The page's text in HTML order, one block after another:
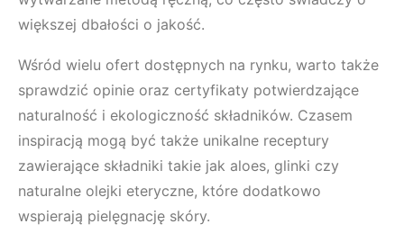
większej dbałości o jakość.
Wśród wielu ofert dostępnych na rynku, warto także
sprawdzić opinie oraz certyfikaty potwierdzające
naturalność i ekologiczność składników. Czasem
inspiracją mogą być także unikalne receptury
zawierające składniki takie jak aloes, glinki czy
naturalne olejki eteryczne, które dodatkowo
wspierają pielęgnację skóry.